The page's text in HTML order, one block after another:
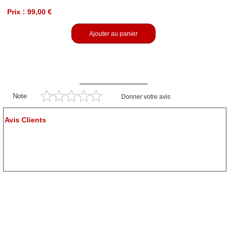
Prix : 99,00 €
Ajouter au panier
Note Donner votre avis
Avis Clients